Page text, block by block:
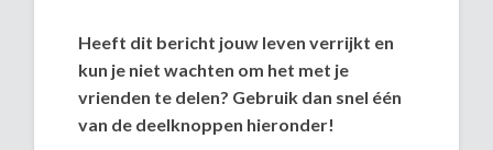
Heeft dit bericht jouw leven verrijkt en
kun je niet wachten om het met je
vrienden te delen? Gebruik dan snel één
van de deelknoppen hieronder!